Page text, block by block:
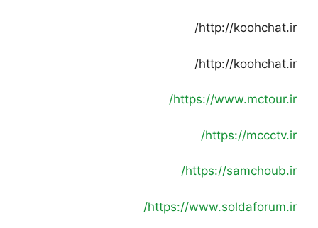
http://koohchat.ir/
http://koohchat.ir/
https://www.mctour.ir/
https://mccctv.ir/
https://samchoub.ir/
https://www.soldaforum.ir/